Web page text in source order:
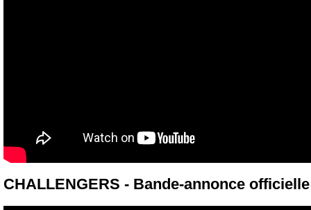
CHALLENGERS - Bande-annonce